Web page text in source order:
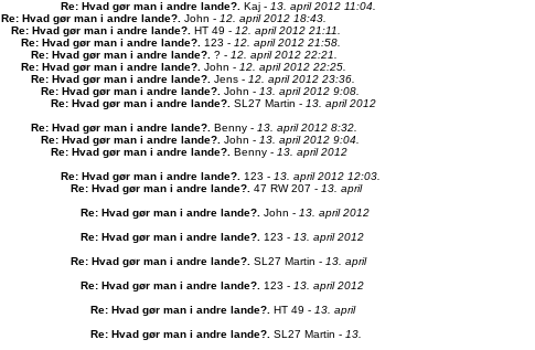
Re: Hvad gør man i andre lande? Kaj - 13. april 2012 11:04.
Re: Hvad gør man i andre lande? John - 12. april 2012 18:43.
Re: Hvad gør man i andre lande? HT 49 - 12. april 2012 21:11.
Re: Hvad gør man i andre lande?
123 - 12. april 2012 21:58.
Re: Hvad gør man i andre lande? ? - 12. april 2012 22:21.
Re: Hvad gør man i andre lande? John - 12. april 2012 22:25.
Re: Hvad gør man i andre lande? Jens - 12. april 2012 23:36.
Re: Hvad gør man i andre lande? John - 13. april 2012 9:08.
Re: Hvad gør man i andre lande? SL27 Martin - 13. april 2012
Re: Hvad gør man i andre lande? Benny - 13. april 2012 8:32.
Re: Hvad gør man i andre lande? John - 13. april 2012 9:04.
Re: Hvad gør man i andre lande? Benny - 13. april 2012
Re: Hvad gør man i andre lande?
123 - 13. april 2012 12:03.
Re: Hvad gør man i andre lande? 47 RW 207 - 13. april
Re: Hvad gør man i andre lande? John - 13. april 2012
Re: Hvad gør man i andre lande?
123 - 13. april 2012
Re: Hvad gør man i andre lande? SL27 Martin - 13. april
Re: Hvad gør man i andre lande?
123 - 13. april 2012
Re: Hvad gør man i andre lande? HT 49 - 13. april
Re: Hvad gør man i andre lande? SL27 Martin - 13.